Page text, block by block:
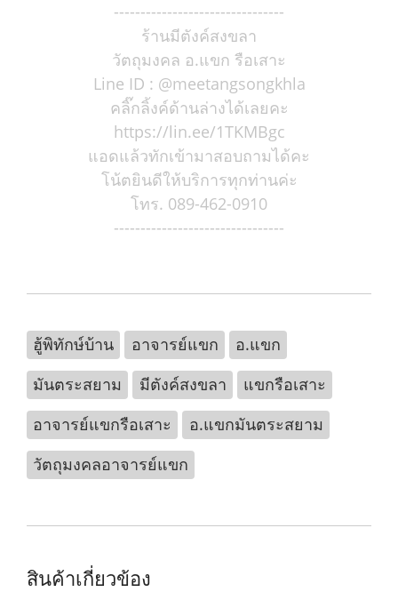
--------------------------------
ร้านมีตังค์สงขลา
วัตถุมงคล อ.แขก รือเสาะ
Line ID : @meetangsongkhla
คลิ๊กลิ้งค์ด้านล่างได้เลยคะ
https://lin.ee/1TKMBgc
แอดแล้วทักเข้ามาสอบถามได้คะ
โน้ตยินดีให้บริการทุกท่านค่ะ
โทร. 089-462-0910
--------------------------------
ฮู้พิทักษ์บ้าน อาจารย์แขก
อ.แขก
มันตระสยาม
มีตังค์สงขลา
แขกรือเสาะ
อาจารย์แขกรือเสาะ
อ.แขกมันตระสยาม
วัตถุมงคลอาจารย์แขก
สินค้าเกี่ยวข้อง